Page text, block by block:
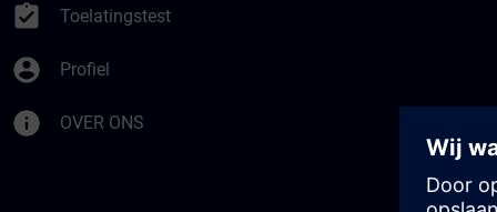
assignment_turned_in Toelatingstest
account_circle Profiel
info OVER ONS